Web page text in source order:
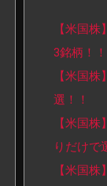
【米国
3銘柄！！
【米国
選！！
【米国
りだけで
【米国